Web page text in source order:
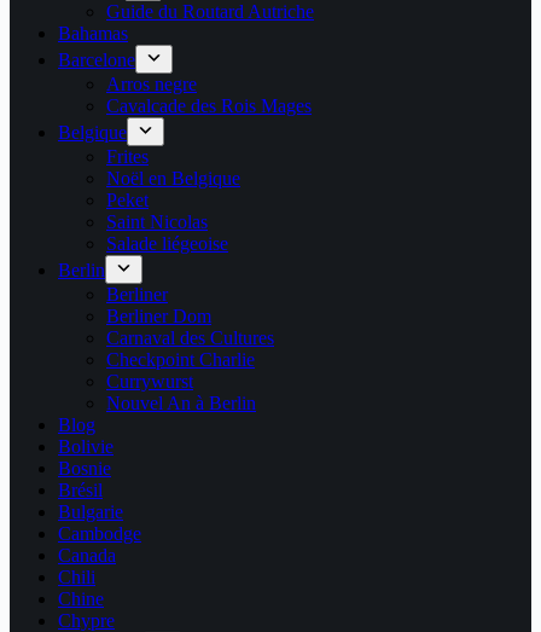
Guide du Routard Autriche
Bahamas
Barcelone
Arros negre
Cavalcade des Rois Mages
Belgique
Frites
Noël en Belgique
Peket
Saint Nicolas
Salade liégeoise
Berlin
Berliner
Berliner Dom
Carnaval des Cultures
Checkpoint Charlie
Currywurst
Nouvel An à Berlin
Blog
Bolivie
Bosnie
Brésil
Bulgarie
Cambodge
Canada
Chili
Chine
Chypre